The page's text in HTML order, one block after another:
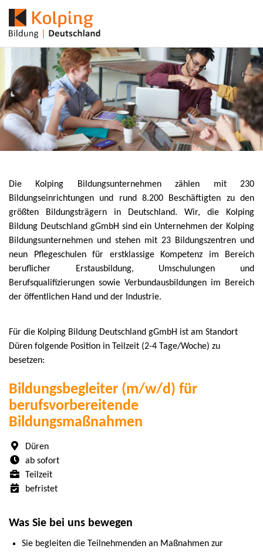
Für die Kolping Bildung Deutschland gGmbH ist am Standort
Düren folgende Position in Teilzeit (2-4 Tage/Woche) zu
besetzen:
Bildungsbegleiter (m/w/d) für
berufsvorbereitende
Bildungsmaßnahmen
Düren
ab sofort
Teilzeit
befristet
Die Kolping Bildungsunternehmen zählen mit 230
Bildungseinrichtungen und rund 8.200 Beschäftigten zu den
größten Bildungsträgern in Deutschland. Wir, die Kolping
Bildung Deutschland gGmbH sind ein Unternehmen der Kolping
Bildungsunternehmen und stehen mit 23 Bildungszentren und
neun Pflegeschulen für erstklassige Kompetenz im Bereich
beruflicher Erstausbildung, Umschulungen und
Berufsqualifizierungen sowie Verbundausbildungen im Bereich
der öffentlichen Hand und der Industrie.
Was Sie bei uns bewegen
Sie begleiten die Teilnehmenden an Maßnahmen zur